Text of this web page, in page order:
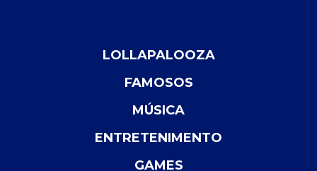
LOLLAPALOOZA
FAMOSOS
MÚSICA
ENTRETENIMENTO
GAMES